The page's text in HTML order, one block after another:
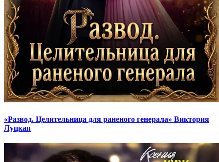
«Развод. Целительница для раненого генерала» Виктория
Луцкая